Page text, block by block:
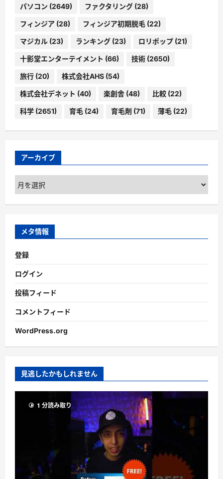
パソコン (2649) ファクタリング (28)
フィンジア (28) フィンジア初期脱毛 (22)
マジカル (23) ランキング (23) ロリポップ (21)
十影堂エンターテイメント (66) 技術 (2650)
旅行 (20) 株式会社AHS (54)
株式会社デネット (40) 楽創舎 (48) 比較 (22)
科学 (2651) 育毛 (24) 育毛剤 (71) 薄毛 (22)
アーカイブ
ア
ー
カ
ブ
メタ情報
登録
ログイン
投稿フィード
コメントフィード
WordPress.org
見逃したかもしれません
1 分読み取り